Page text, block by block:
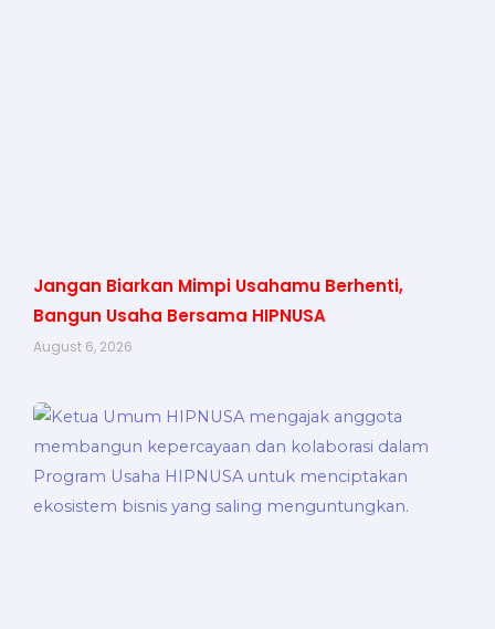
Jangan Biarkan Mimpi Usahamu Berhenti,
Bangun Usaha Bersama HIPNUSA
August 6, 2026